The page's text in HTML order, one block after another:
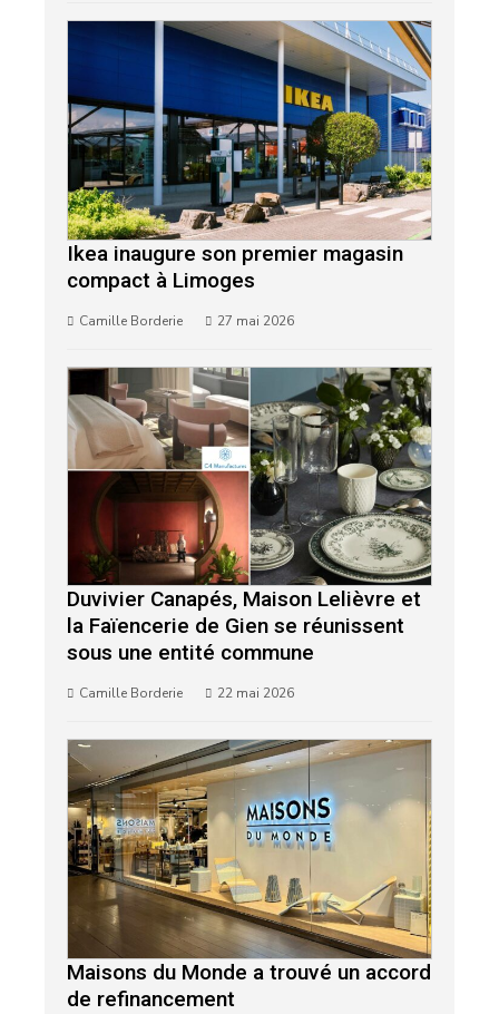
Ikea inaugure son premier magasin
compact à Limoges
Camille Borderie 27 mai 2026
Duvivier Canapés, Maison Lelièvre et
la Faïencerie de Gien se réunissent
sous une entité commune
Camille Borderie 22 mai 2026
Maisons du Monde a trouvé un accord
de refinancement